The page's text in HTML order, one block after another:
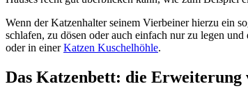
Wenn der Katzenhalter seinem Vierbeiner hierzu ein
schlafen, zu dösen oder auch einfach nur zu legen
oder in einerKatzen Kuschelhöhle.
Das Katzenbett: die Erweiterung